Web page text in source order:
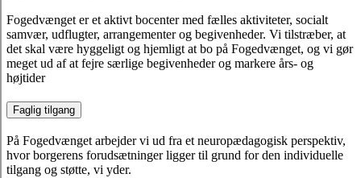
Fogedvænget er et aktivt bocenter med fælles aktiviteter, socialt
samvær, udflugter, arrangementer og begivenheder. Vi tilstræber, at
det skal være hyggeligt og hjemligt at bo på Fogedvænget, og vi gør
meget ud af at fejre særlige begivenheder og markere års- og
højtider
Faglig tilgang
På Fogedvænget arbejder vi ud fra et neuropædagogisk perspektiv,
hvor borgerens forudsætninger ligger til grund for den individuelle
tilgang og støtte, vi yder.